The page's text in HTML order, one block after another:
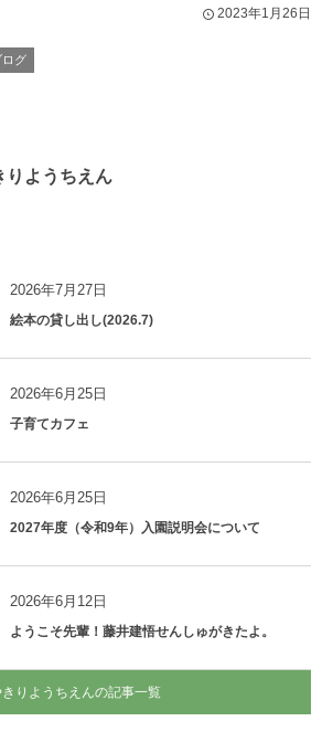
2023年1月26日
ログ
りようちえん
2026年7月27日
絵本の貸し出し(2026.7)
2026年6月25日
子育てカフェ
2026年6月25日
2027年度（令和9年）入園説明会について
2026年6月12日
ようこそ先輩！藤井建悟せんしゅがきたよ。
りようちえんの記事一覧